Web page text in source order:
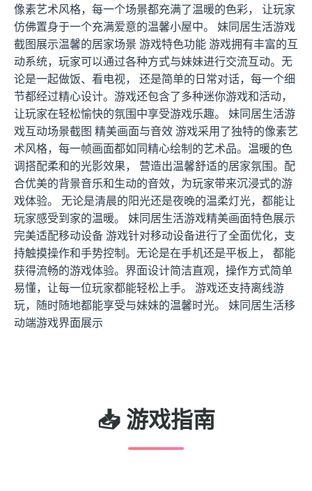
像素艺术风格，每一个场景都充满了温暖的色彩， 让玩家
仿佛置身于一个充满爱意的温馨小屋中。 妹同居生活游戏
截图展示温馨的居家场景 游戏特色功能 游戏拥有丰富的互
动系统，玩家可以通过各种方式与妹妹进行交流互动。无
论是一起做饭、看电视， 还是简单的日常对话，每一个细
节都经过精心设计。游戏还包含了多种迷你游戏和活动，
让玩家在轻松愉快的氛围中享受游戏乐趣。 妹同居生活游
戏互动场景截图 精美画面与音效 游戏采用了独特的像素艺
术风格，每一帧画面都如同精心绘制的艺术品。温暖的色
调搭配柔和的光影效果， 营造出温馨舒适的居家氛围。配
合优美的背景音乐和生动的音效，为玩家带来沉浸式的游
戏体验。 无论是清晨的阳光还是夜晚的温柔灯光，都能让
玩家感受到家的温暖。 妹同居生活游戏精美画面特色展示
完美适配移动设备 游戏针对移动设备进行了全面优化，支
持触摸操作和手势控制。无论是在手机还是平板上， 都能
获得流畅的游戏体验。界面设计简洁直观，操作方式简单
易懂，让每一位玩家都能轻松上手。 游戏还支持离线游
玩，随时随地都能享受与妹妹的温馨时光。 妹同居生活移
动端游戏界面展示
📥 游戏指南